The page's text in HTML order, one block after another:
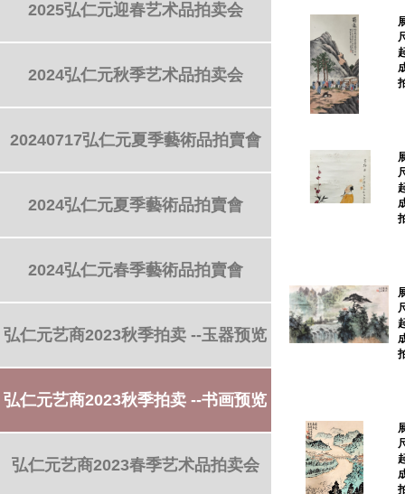
2025弘仁元迎春艺术品拍卖会
2024弘仁元秋季艺术品拍卖会
20240717弘仁元夏季藝術品拍賣會
2024弘仁元夏季藝術品拍賣會
2024弘仁元春季藝術品拍賣會
弘仁元艺商2023秋季拍卖 --玉器预览
弘仁元艺商2023秋季拍卖 --书画预览
弘仁元艺商2023春季艺术品拍卖会